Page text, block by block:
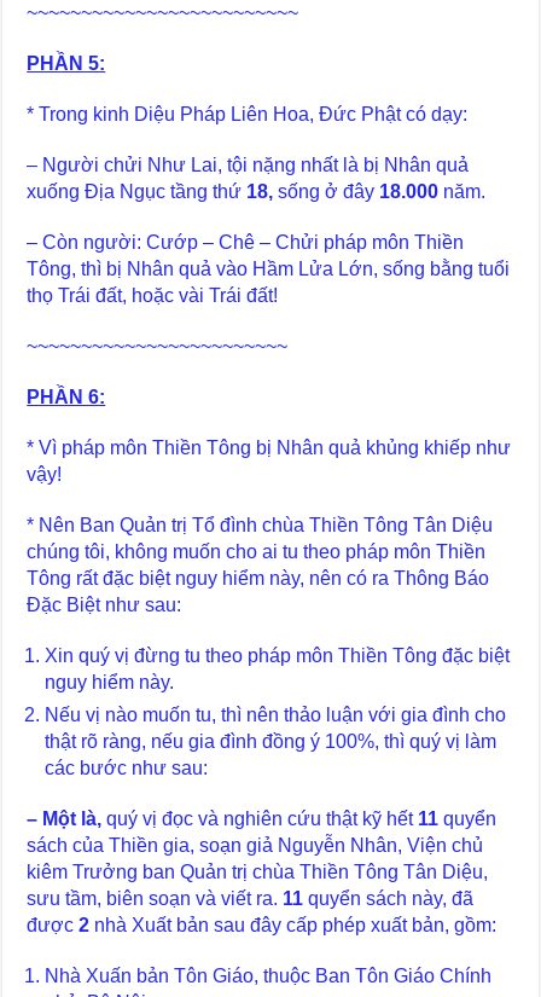
~~~~~~~~~~~~~~~~~~~~~~~~~
PHẦN 5:
* Trong kinh Diệu Pháp Liên Hoa, Đức Phật có dạy:
– Người chửi Như Lai, tội nặng nhất là bị Nhân quả
xuống Địa Ngục tầng thứ 18, sống ở đây 18.000 năm.
– Còn người: Cướp – Chê – Chửi pháp môn Thiền
Tông, thì bị Nhân quả vào Hầm Lửa Lớn, sống bằng tuổi
thọ Trái đất, hoặc vài Trái đất!
~~~~~~~~~~~~~~~~~~~~~~~~
PHẦN 6:
* Vì pháp môn Thiền Tông bị Nhân quả khủng khiếp như
vậy!
* Nên Ban Quản trị Tổ đình chùa Thiền Tông Tân Diệu
chúng tôi, không muốn cho ai tu theo pháp môn Thiền
Tông rất đặc biệt nguy hiểm này, nên có ra Thông Báo
Đặc Biệt như sau:
Xin quý vị đừng tu theo pháp môn Thiền Tông đặc biệt
nguy hiểm này.
Nếu vị nào muốn tu, thì nên thảo luận với gia đình cho
thật rõ ràng, nếu gia đình đồng ý 100%, thì quý vị làm
các bước như sau:
– Một là, quý vị đọc và nghiên cứu thật kỹ hết 11 quyển
sách của Thiền gia, soạn giả Nguyễn Nhân, Viện chủ
kiêm Trưởng ban Quản trị chùa Thiền Tông Tân Diệu,
sưu tầm, biên soạn và viết ra. 11 quyển sách này, đã
được2 nhà Xuất bản sau đây cấp phép xuất bản, gồm:
Nhà Xuấn bản Tôn Giáo, thuộc Ban Tôn Giáo Chính